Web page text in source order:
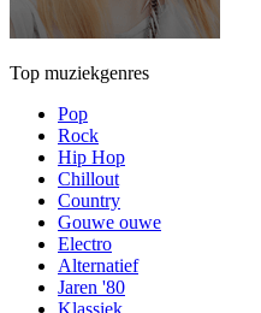
Top muziekgenres
Pop
Rock
Hip Hop
Chillout
Country
Gouwe ouwe
Electro
Alternatief
Jaren '80